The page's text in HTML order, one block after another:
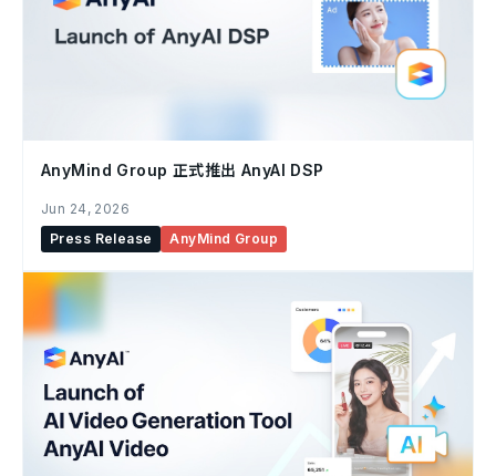
AnyMind Group 正式推出 AnyAI DSP
Jun 24, 2026
Press Release
AnyMind Group